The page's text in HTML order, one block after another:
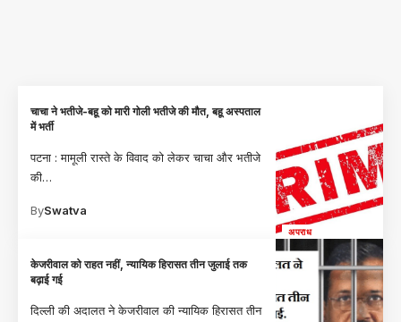
अपराध
चाचा ने भतीजे-बहू को मारी गोली भतीजे की मौत, बहू अस्पताल
में भर्ती
पटना : मामूली रास्ते के विवाद को लेकर चाचा और भतीजे
की…
BySwatva
केजरीवाल को राहत नहीं, न्यायिक हिरासत तीन जुलाई तक
बढ़ाई गई
दिल्ली की अदालत ने केजरीवाल की न्यायिक हिरासत तीन